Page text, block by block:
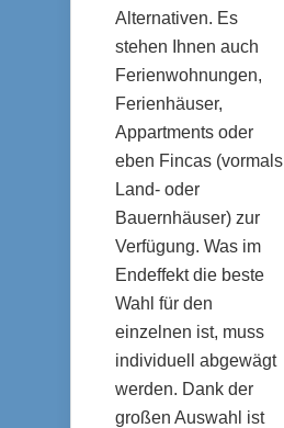
Alternativen. Es
stehen Ihnen auch
Ferienwohnungen,
Ferienhäuser,
Appartments oder
eben Fincas (vormals
Land- oder
Bauernhäuser) zur
Verfügung. Was im
Endeffekt die beste
Wahl für den
einzelnen ist, muss
individuell abgewägt
werden. Dank der
großen Auswahl ist